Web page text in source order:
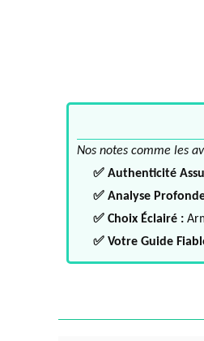
Nos notes comme les
✅ Authenticité
✅ Analyse
✅ Choix Éclairé :
✅ Votre Guide